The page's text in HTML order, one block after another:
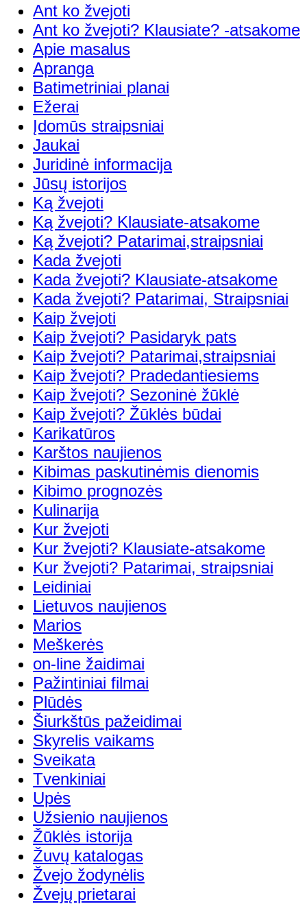
Ant ko žvejoti
Ant ko žvejoti? Klausiate? -atsakome
Apie masalus
Apranga
Batimetriniai planai
Ežerai
Įdomūs straipsniai
Jaukai
Juridinė informacija
Jūsų istorijos
Ką žvejoti
Ką žvejoti? Klausiate-atsakome
Ką žvejoti? Patarimai,straipsniai
Kada žvejoti
Kada žvejoti? Klausiate-atsakome
Kada žvejoti? Patarimai, Straipsniai
Kaip žvejoti
Kaip žvejoti? Pasidaryk pats
Kaip žvejoti? Patarimai,straipsniai
Kaip žvejoti? Pradedantiesiems
Kaip žvejoti? Sezoninė žūklė
Kaip žvejoti? Žūklės būdai
Karikatūros
Karštos naujienos
Kibimas paskutinėmis dienomis
Kibimo prognozės
Kulinarija
Kur žvejoti
Kur žvejoti? Klausiate-atsakome
Kur žvejoti? Patarimai, straipsniai
Leidiniai
Lietuvos naujienos
Marios
Meškerės
on-line žaidimai
Pažintiniai filmai
Plūdės
Šiurkštūs pažeidimai
Skyrelis vaikams
Sveikata
Tvenkiniai
Upės
Užsienio naujienos
Žūklės istorija
Žuvų katalogas
Žvejo žodynėlis
Žvejų prietarai